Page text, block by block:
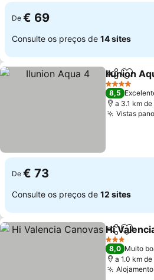
De € 69
Consulte os preços de 14 sites
Partilhar
Ilunion
4 Estrelas
8,5
a 3.1 km
Vistas
De € 73
Consulte os preços de 12 sites
Partilhar
Hi
3 Estrelas
8,0 Muito
a 1.0 km